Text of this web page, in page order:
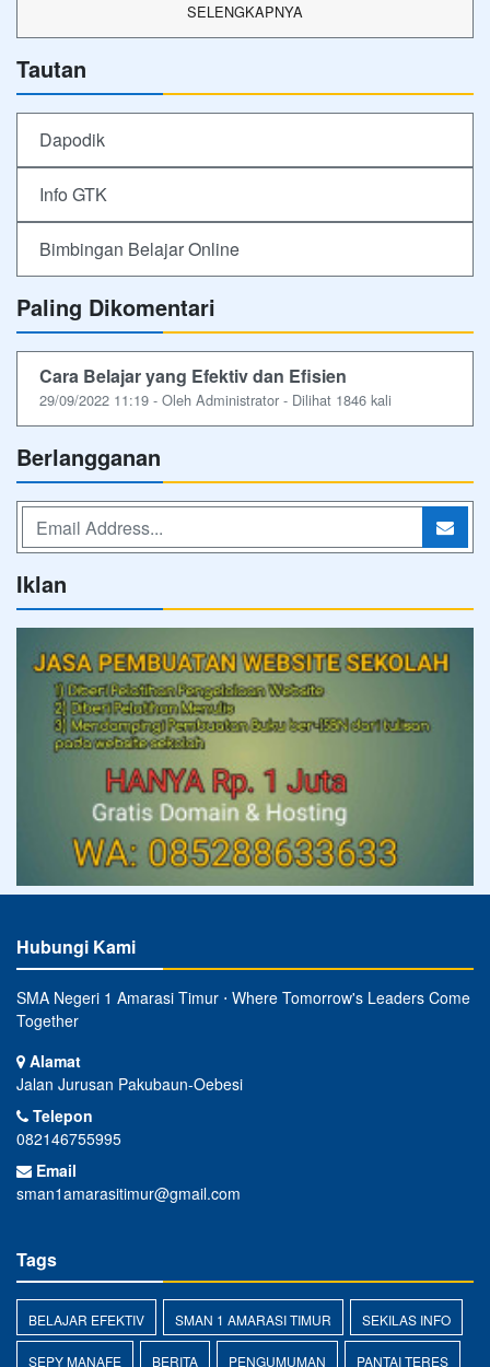
SELENGKAPNYA
Tautan
Dapodik
Info GTK
Bimbingan Belajar Online
Paling Dikomentari
Cara Belajar yang Efektiv dan Efisien
29/09/2022 11:19 - Oleh Administrator - Dilihat 1846 kali
Berlangganan
Iklan
Hubungi Kami
SMA Negeri 1 Amarasi Timur ⋅ Where Tomorrow's Leaders Come
Together
Alamat
Jalan Jurusan Pakubaun-Oebesi
Telepon
082146755995
Email
sman1amarasitimur@gmail.com
Tags
BELAJAR EFEKTIV SMAN 1 AMARASI TIMUR SEKILAS INFO
SEPY MANAFE BERITA PENGUMUMAN PANTAI TERES